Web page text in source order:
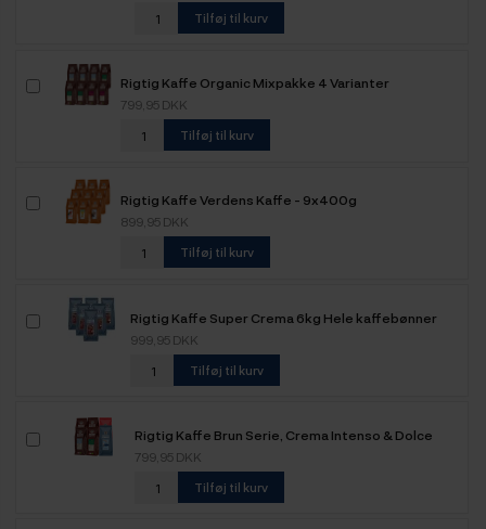
Tilføj til kurv
Rigtig Kaffe Organic Mixpakke 4 Varianter
799,95 DKK
Tilføj til kurv
Rigtig Kaffe Verdens Kaffe - 9x400g
899,95 DKK
Tilføj til kurv
Rigtig Kaffe Super Crema 6kg Hele kaffebønner
999,95 DKK
Tilføj til kurv
Rigtig Kaffe Brun Serie, Crema Intenso & Dolce
Crema Mixpakke 3,6kg Hele kaffebønner
799,95 DKK
Tilføj til kurv